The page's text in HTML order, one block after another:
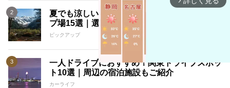
夏でも涼しい標高1000メートル以上のキャン
プ場15選｜選ぶ際のポイントも
ピックアップ
一人ドライブにおすすめ！関東ドライブスポッ
ト10選｜周辺の宿泊施設もご紹介
カーライフ